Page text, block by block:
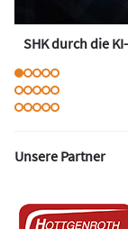
SHK durch die
Unsere Partner